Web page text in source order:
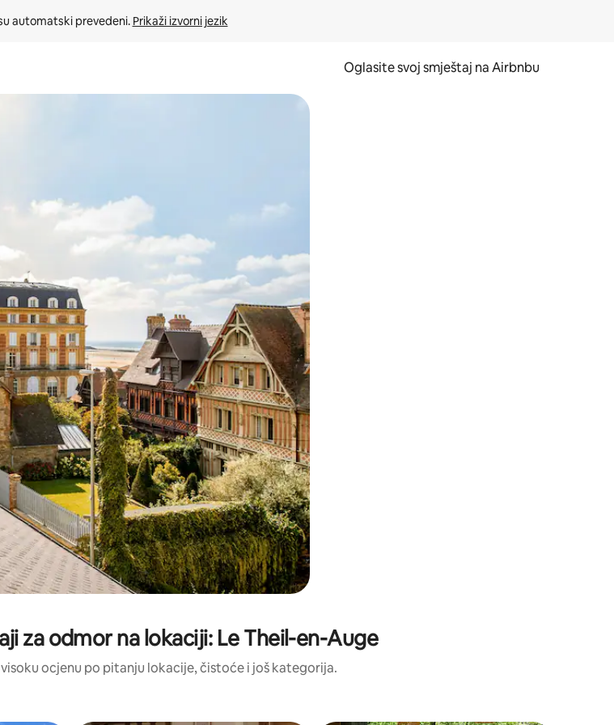
automatski prevedeni. Prikaži izvorni jezik
Oglasite svoj smještaj na Airbnbu
dodirom ili povlačenjem prsta.
za odmor na lokaciji: Le Theil-en-Auge
ocjenu po pitanju lokacije, čistoće i još kategorija.